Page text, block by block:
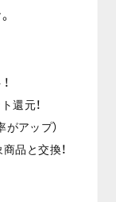
還元！
アップ）
品と交換！